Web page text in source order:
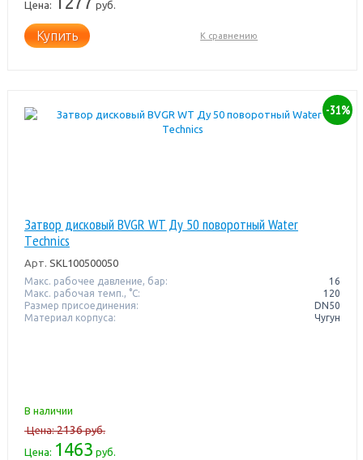
Цена: руб.
Купить К сравнению
-31%
Затвор дисковый BVGR WT Ду 50 поворотный Water
Тechnics
Арт. SKL100500050
Макс. рабочее давление, бар:
16
Макс. рабочая темп., °С:
120
Размер присоединения:
DN50
Материал корпуса:
Чугун
В наличии
Цена:2136руб.
Цена: 1463 руб.